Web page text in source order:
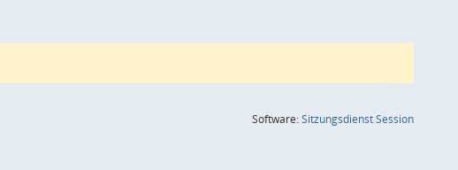
Software:SitzungsdienstSession(Wird in